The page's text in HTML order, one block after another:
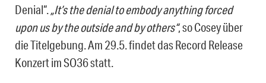
Denial“.„It’s the denial to embody anything forced
upon us by the outside and by others“, so Cosey über
die Titelgebung. Am 29.5. findet das Record Release
Konzert im SO36 statt.